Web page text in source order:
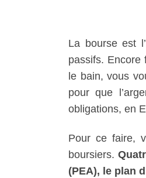
La bourse est
passifs. Encore
le bain, vous
pour que
obligations, en
Pour ce faire,
boursiers.
(PEA), le plan